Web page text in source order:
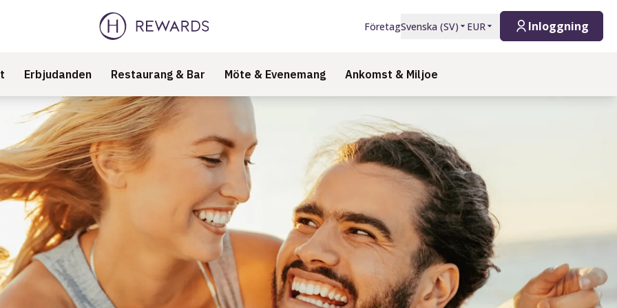
FöretagSvenska (SV) EUR Inloggning
Erbjudanden Restaurang & Bar Möte & Evenemang Ankomst & Miljoe